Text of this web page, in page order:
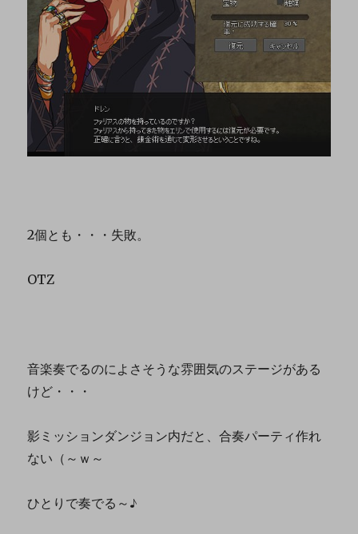
2個とも・・・失敗。
OTZ
音楽奏でるのによさそうな雰囲気のステージがある
けど・・・
影ミッションダンジョン内だと、合奏パーティ作れ
ない（～ｗ～
ひとりで奏でる～♪